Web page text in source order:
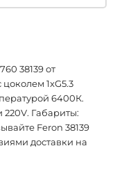
38139 от
1xG5.3
6400К.
220V. Габариты:
Feron 38139
доставки на